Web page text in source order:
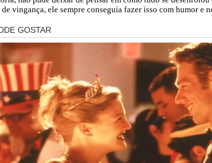
vingança, ele sempre conseguia fazer isso com humor e